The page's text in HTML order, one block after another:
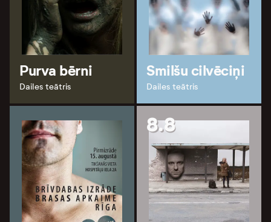
Purva bērni
Dailes teātris
Smilšu cilvēciņi
Dailes teātris
8.8